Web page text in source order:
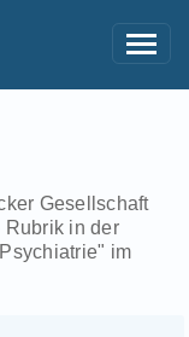
Gesellschaft
in der
im